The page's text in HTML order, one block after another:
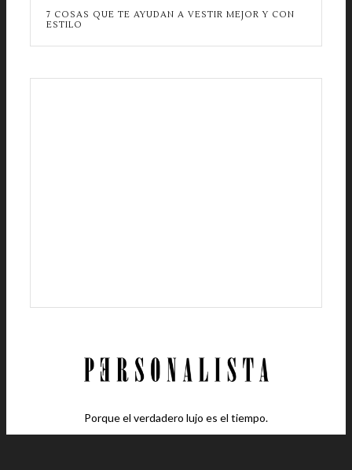
7 COSAS QUE TE AYUDAN A VESTIR MEJOR Y CON
ESTILO
Porque el verdadero lujo es el tiempo.